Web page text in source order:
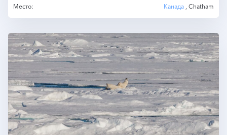
Место:
Канада , Chatham